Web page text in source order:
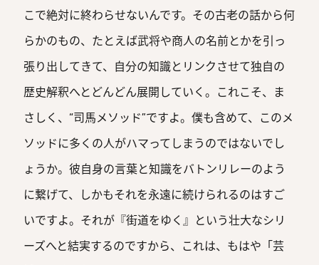
こで絶対に終わらせないんです。その古老の話から何
らかのもの、たとえば武将や商人の名前とかを引っ
張り出してきて、自分の知識とリンクさせて独自の
歴史解釈へとどんどん展開していく。これこそ、ま
さしく、“司馬メソッド”ですよ。僕も含めて、このメ
ソッドに多くの人がハマってしまうのではないでし
ょうか。彼自身の言葉と知識をバトンリレーのよう
に繋げて、しかもそれを永遠に続けられるのはすご
いですよ。それが『街道をゆく』という壮大なシリ
ーズへと結実するのですから、これは、もはや「芸